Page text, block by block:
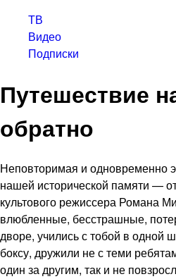
ТВ
Видео
Подписки
Путешествие
обратно
Неповторимая и одновременно
нашей исторической памяти —
культового режиссера Романа
влюбленные, бесстрашные,
дворе, учились с тобой в одной
боксу, дружили не с теми
один за другим, так и не